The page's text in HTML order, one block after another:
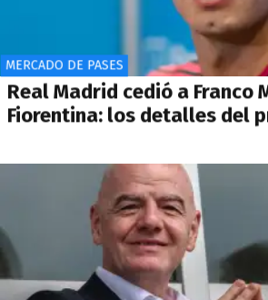
MERCADO DE PASES
Real Madrid cedió a Franco
Fiorentina: los detalles del